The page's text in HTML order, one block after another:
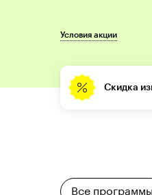
Скидка
Условия акции
Все программы